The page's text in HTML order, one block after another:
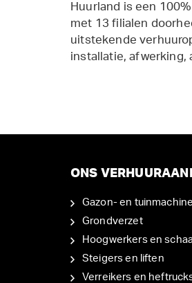
Huurland is een
met 13 filialen
uitstekende
installatie, afwerking,
ONS
Gazon- en
Grondverzet
Hoogwerkers en
Steigers en liften
Verreikers en